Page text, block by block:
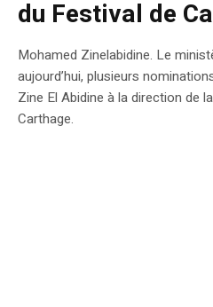
du Festival de
Mohamed Zinelabidine. Le
aujourd’hui, plusieurs
Zine El Abidine à la direction de
Carthage.